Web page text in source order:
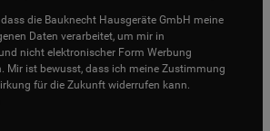
die Bauknecht Hausgeräte GmbH meine
Daten verarbeitet, um mir in
nicht elektronischer Form Werbung
Mir ist bewusst, dass ich meine Zustimmung
für die Zukunft widerrufen kann.